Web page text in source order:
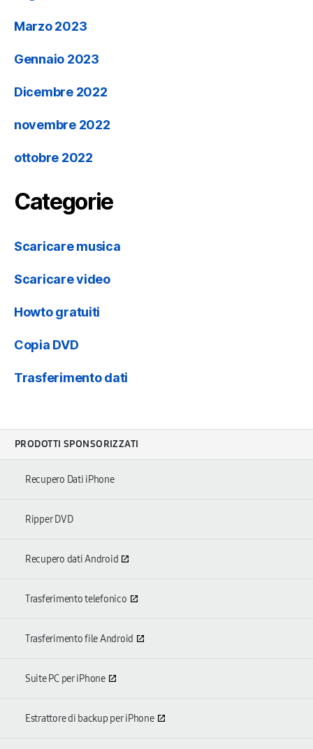
Marzo 2023
Gennaio 2023
Dicembre 2022
novembre 2022
ottobre 2022
Categorie
Scaricare musica
Scaricare video
Howto gratuiti
Copia DVD
Trasferimento dati
PRODOTTI SPONSORIZZATI
Recupero Dati iPhone
Ripper DVD
Recupero dati Android
Trasferimento telefonico
Trasferimento file Android
Suite PC per iPhone
Estrattore di backup per iPhone